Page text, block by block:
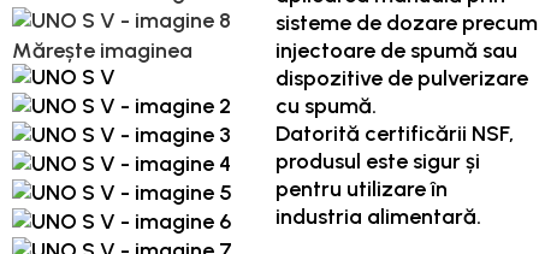
Mărește imaginea
sisteme de dozare precum
injectoare de spumă sau
dispozitive de pulverizare
cu spumă.
Datorită certificării NSF,
produsul este sigur și
pentru utilizare în
industria alimentară.